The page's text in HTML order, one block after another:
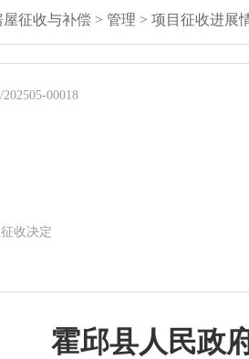
屋征收与补偿 > 管理 > 项目征收进展
202505-00018
收决定
霍邱县人民政